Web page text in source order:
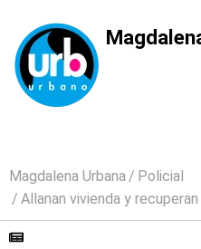
Magdalena Urbana
Policial
Allanan vivienda y